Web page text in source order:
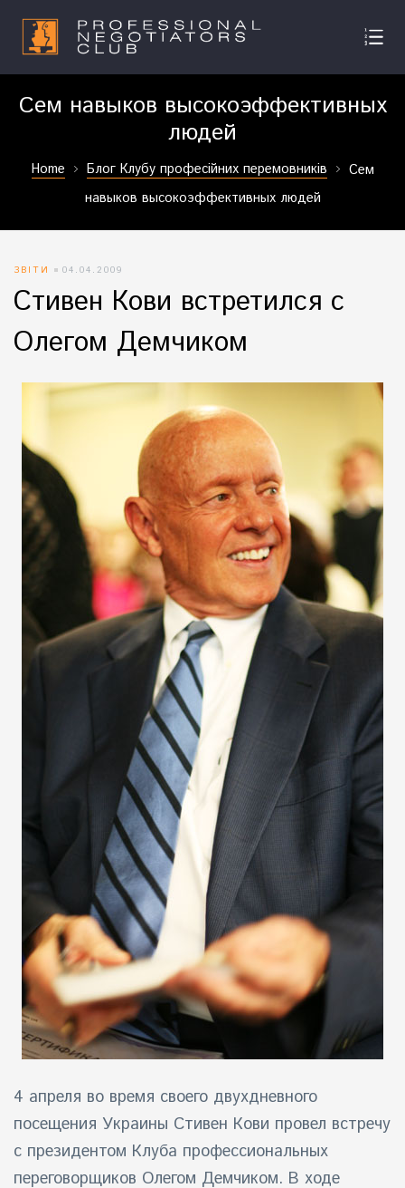
Сем навыков высокоэффективных
людей
Home Блог Клубу професійних перемовників
Сем
навыков высокоэффективных людей
ЗВІТИ 04.04.2009
Стивен Кови встретился с
Олегом Демчиком
4 апреля во время своего двухдневного
посещения Украины Стивен Кови провел встречу
с президентом Клуба профессиональных
переговорщиков Олегом Демчиком. В ходе